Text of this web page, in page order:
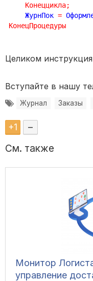
Конеццикла;
ЖурнПок =
КонецПроцедуры
Целиком
Вступайте в нашу
Журнал Заказы
+1 –
См. также
Монитор
управление